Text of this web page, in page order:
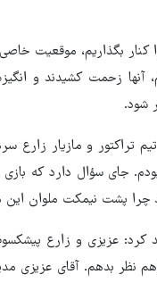
کنار بگذاریم، موقعیت
آنها زحمت کشیدند و
شود.
تراکتور و مازیار زارع
جای سؤال دارد که
چرا پشت نیمکت ملوان این
کرد: عزیزی و زارع
نظر بدهم. آقای عزیزی